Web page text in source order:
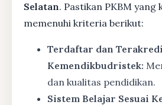
Selatan. Pastikan PKBM yang
memenuhi kriteria berikut:
Terdaftar dan
Kemendikbudristek:
dan kualitas pendidikan.
Sistem Belajar Sesuai